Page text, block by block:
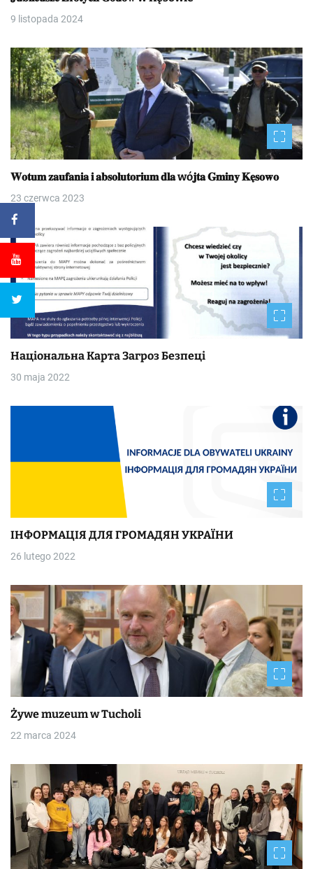
9 listopada 2024
𝐖𝐨𝐭𝐮𝐦 𝐳𝐚𝐮𝐟𝐚𝐧𝐢𝐚 𝐢 𝐚𝐛𝐬𝐨𝐥𝐮𝐭𝐨𝐫𝐢𝐮𝐦 𝐝𝐥𝐚 wó𝐣𝐭𝐚 𝐆𝐦𝐢𝐧𝐲 𝐊𝐞̨𝐬𝐨𝐰𝐨
23 czerwca 2023
Національна Kapтa Загроз Безпеці
30 maja 2022
ІНФОРМАЦІЯ ДЛЯ ГРОМАДЯН УКРАЇНИ
26 lutego 2022
Żywe muzeum w Tucholi
22 marca 2024